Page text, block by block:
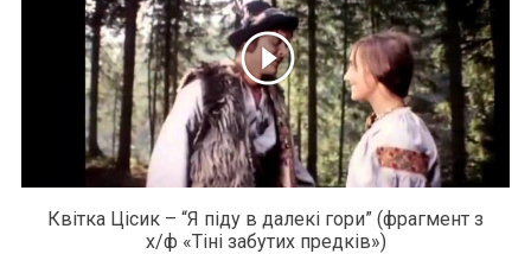
Квітка Цісик – “Я піду в далекі гори” (фрагмент з
х/ф «Тіні забутих предків»)